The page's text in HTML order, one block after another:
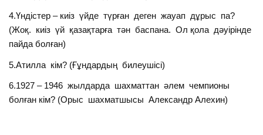
4.Үндістер – киіз үйде түрған деген жауап дұрыс па?
(Жоқ. киіз үй қазақтарға тән баспана. Ол қола дәуірінде
пайда болған)
5.Атилла кім? (Ғұндардың билеушісі)
6.1927 – 1946 жылдарда шахматтан әлем чемпионы
болған кім? (Орыс шахматшысы Александр Алехин)